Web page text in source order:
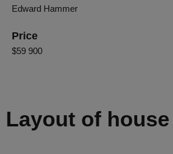
Edward Hammer
Price
$59 900
Layout of house